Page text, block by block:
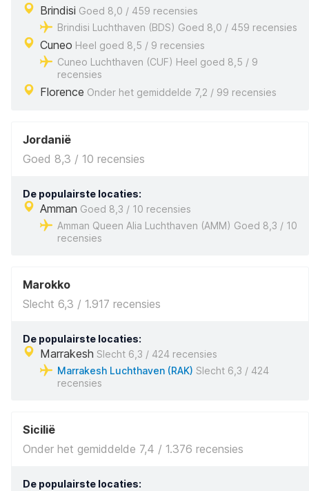
Brindisi Goed 8,0 / 459 recensies
Brindisi Luchthaven (BDS) Goed 8,0 / 459 recensies
Cuneo Heel goed 8,5 / 9 recensies
Cuneo Luchthaven (CUF) Heel goed 8,5 / 9
recensies
Florence Onder het gemiddelde 7,2 / 99 recensies
Jordanië
Goed 8,3 / 10 recensies
De populairste locaties:
Amman Goed 8,3 / 10 recensies
Amman Queen Alia Luchthaven (AMM) Goed 8,3 / 10
recensies
Marokko
Slecht 6,3 / 1.917 recensies
De populairste locaties:
Marrakesh Slecht 6,3 / 424 recensies
Marrakesh Luchthaven (RAK) Slecht 6,3 / 424
recensies
Sicilië
Onder het gemiddelde 7,4 / 1.376 recensies
De populairste locaties: